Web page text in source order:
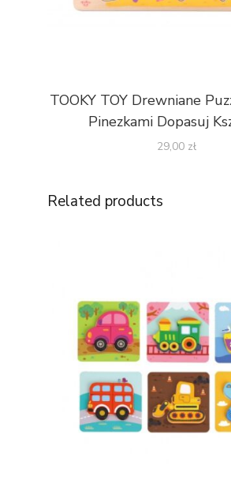
TOOKY TOY Drewniane
Pinezkami Dopasuj
29,00 zł
Related products